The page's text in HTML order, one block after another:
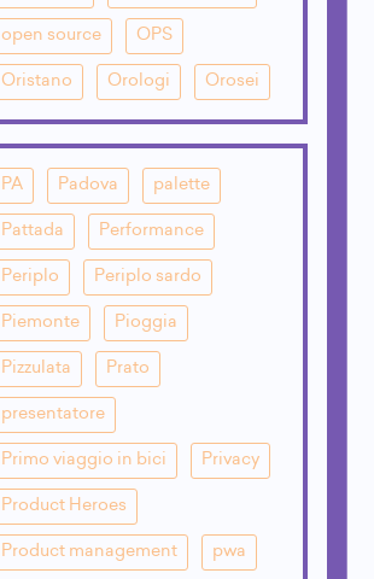
open source OPS
Oristano Orologi Orosei
PA Padova palette
Pattada Performance
Periplo Periplo sardo
Piemonte Pioggia
Pizzulata Prato
presentatore
Primo viaggio in bici Privacy
Product Heroes
Product management pwa